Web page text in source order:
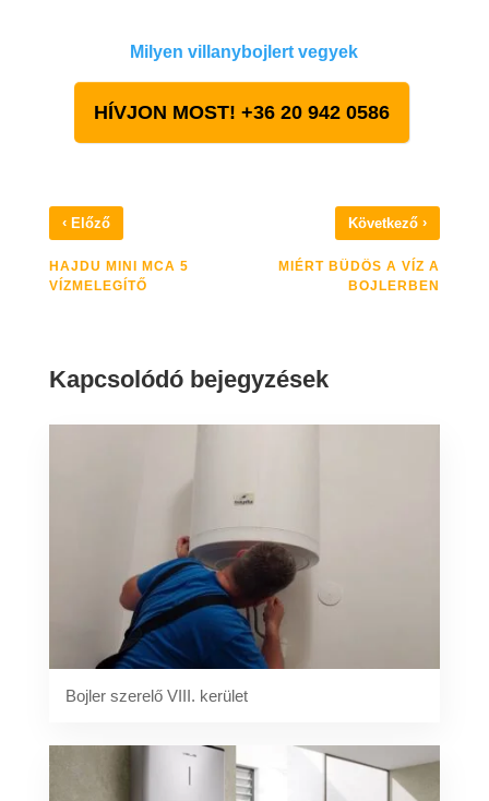
Milyen villanybojlert vegyek
HÍVJON MOST! +36 20 942 0586
‹Előző
HAJDU MINI MCA 5
VÍZMELEGÍTŐ
Következő›
MIÉRT BÜDÖS A VÍZ A
BOJLERBEN
Kapcsolódó bejegyzések
Bojler szerelő VIII. kerület